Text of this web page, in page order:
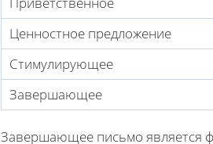
Ценностное предложение
Стимулирующее
Завершающее
Завершающее письмо является